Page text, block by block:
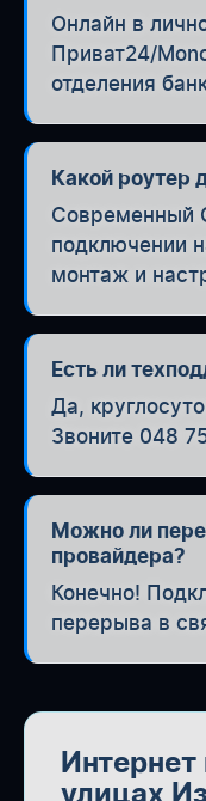
Онлайн в
Приват24/
отделения
Какой роутер
Современный
подключении
монтаж и
Есть ли
Да,
Звоните 048
Можно ли
провайдера?
Конечно!
перерыва в
улицах